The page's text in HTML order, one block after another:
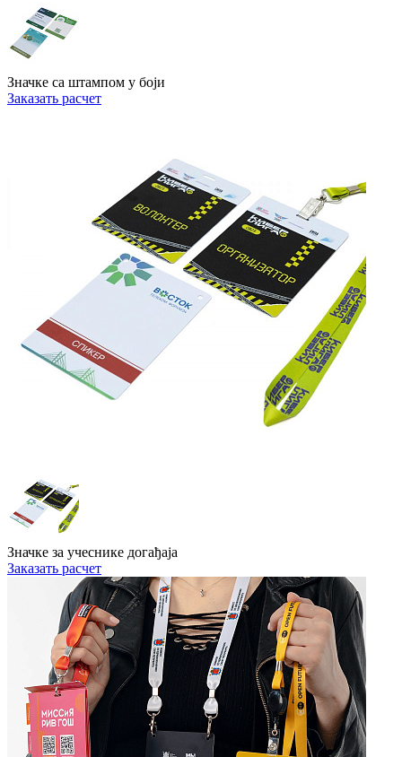
Значке са штампом у боји
Заказать расчет
Значке за учеснике догађаја
Заказать расчет